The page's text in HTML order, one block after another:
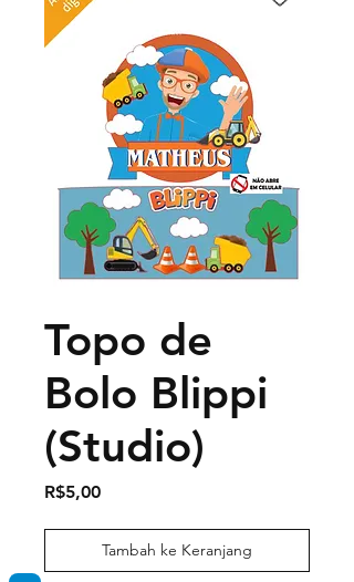
Topo de
Bolo Blippi
(Studio)
R$5,00Harga
Tambah ke Keranjang